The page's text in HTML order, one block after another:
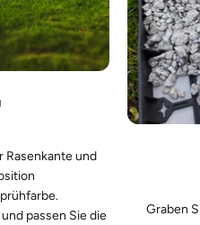
Rasenkante und
passen Sie die
Graben